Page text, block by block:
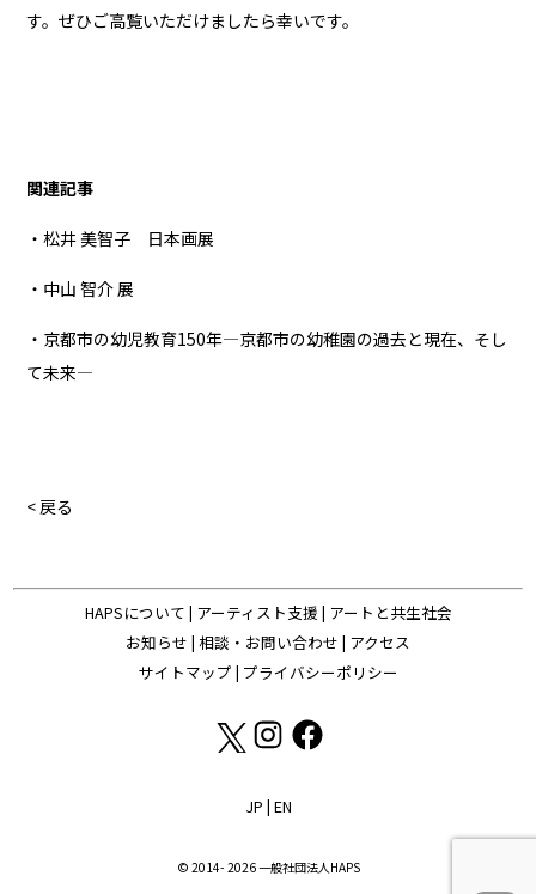
す。ぜひご高覧いただけましたら幸いです。
関連記事
・松井 美智子 日本画展
・中山 智介 展
・京都市の幼児教育150年―京都市の幼稚園の過去と現在、そし
て未来―
< 戻る
HAPSについて | アーティスト支援 | アートと共生社会
お知らせ | 相談・お問い合わせ | アクセス
サイトマップ | プライバシーポリシー
JP | EN
© 2014- 2026 一般社団法人HAPS